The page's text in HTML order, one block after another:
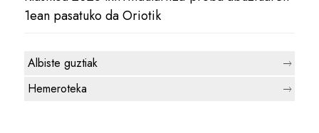
1ean pasatuko da Oriotik
Albiste guztiak
Hemeroteka